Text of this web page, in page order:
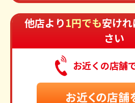
他店より1円でも安け
さい
お近くの店舗